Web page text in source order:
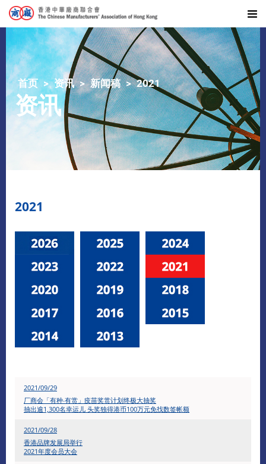
首页 资讯 新闻稿 2021
资讯
2021
2021/09/29
​厂商会「有种‧有赏」疫苗奖赏计划终极大抽奖
抽出逾1,300名幸运儿 头奖独得港币100万元免找数签帐额
2021/09/28
香港品牌发展局举行
2021年度会员大会